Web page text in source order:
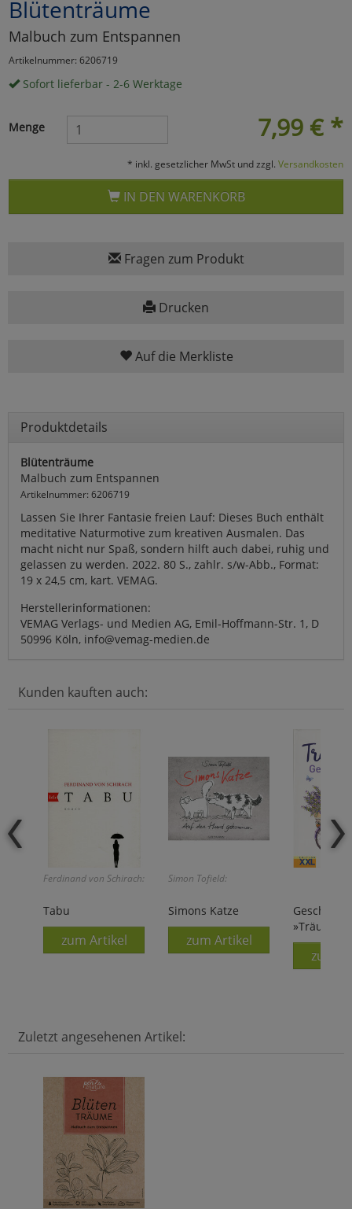
Blütenträume
Malbuch zum Entspannen
Artikelnummer: 6206719
Sofort lieferbar - 2-6 Werktage
7,99 € *
Menge
* inkl. gesetzlicher MwSt und zzgl. Versandkosten
IN DEN WARENKORB
Fragen zum Produkt
Drucken
Auf die Merkliste
Produktdetails
Blütenträume
Malbuch zum Entspannen
Artikelnummer: 6206719
Lassen Sie Ihrer Fantasie freien Lauf: Dieses Buch enthält
meditative Naturmotive zum kreativen Ausmalen. Das
macht nicht nur Spaß, sondern hilft auch dabei, ruhig und
gelassen zu werden. 2022. 80 S., zahlr. s/w-Abb., Format:
19 x 24,5 cm, kart. VEMAG.
Herstellerinformationen:
VEMAG Verlags- und Medien AG, Emil-Hoffmann-Str. 1, D
50996 Köln, info@vemag-medien.de
Kunden kauften auch:
Ferdinand von Schirach:
Tabu
zum Artikel
Simon Tofield:
Simons Katze
zum Artikel
zum
Zuletzt angesehenen Artikel:
Cookies
Einstellungen speichern
zurückzu Haupptseite